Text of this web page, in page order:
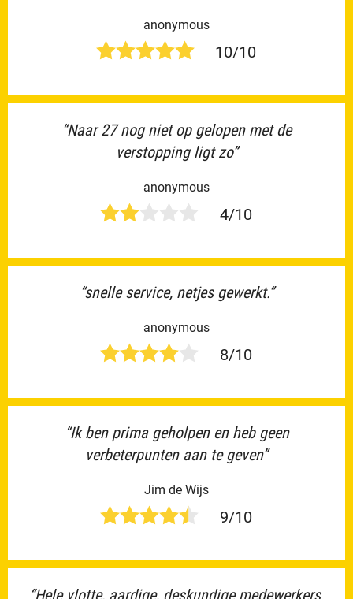
anonymous
10/10
“Naar 27 nog niet op gelopen met de
verstopping ligt zo”
anonymous
4/10
“snelle service, netjes gewerkt.”
anonymous
8/10
“Ik ben prima geholpen en heb geen
verbeterpunten aan te geven”
Jim de Wijs
9/10
“Hele vlotte, aardige, deskundige medewerkers.